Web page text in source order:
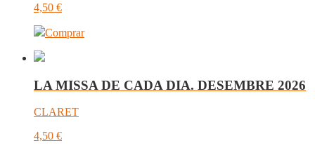
4,50 €
Comprar
LA MISSA DE CADA DIA. DESEMBRE 2026
CLARET
4,50 €